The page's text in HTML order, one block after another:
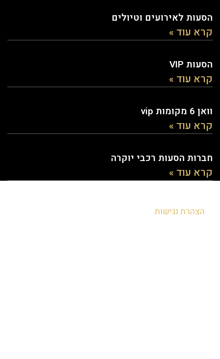
הסעות לאירועים וטיולים
קרא עוד »
הסעות VIP
קרא עוד »
וואן 6 מקומות vip
קרא עוד »
חברות הסעות רכבי יוקרה
קרא עוד »
הצהרת נגישות